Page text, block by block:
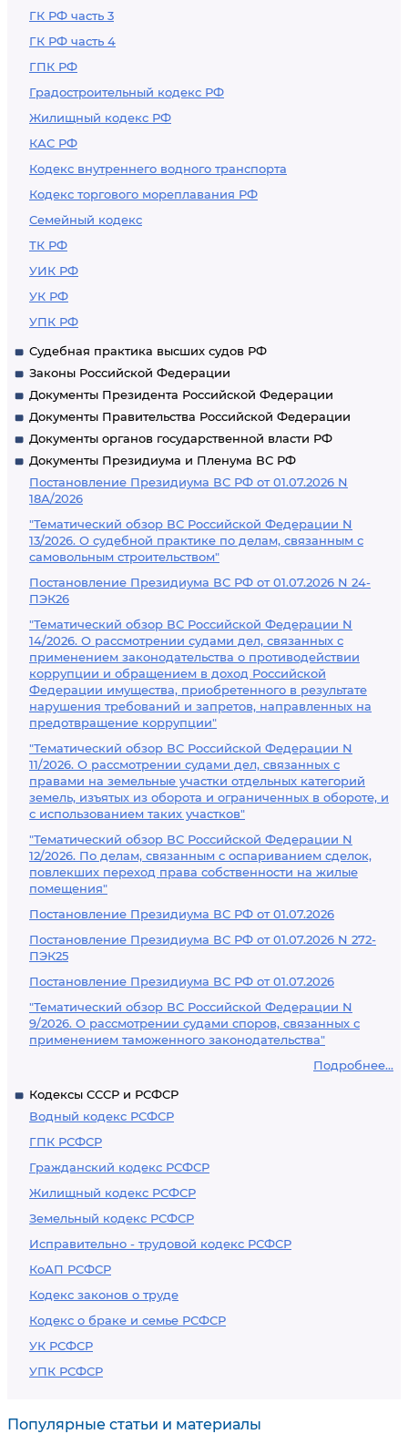
ГК РФ часть 3
ГК РФ часть 4
ГПК РФ
Градостроительный кодекс РФ
Жилищный кодекс РФ
КАС РФ
Кодекс внутреннего водного транспорта
Кодекс торгового мореплавания РФ
Семейный кодекс
ТК РФ
УИК РФ
УК РФ
УПК РФ
Судебная практика высших судов РФ
Законы Российской Федерации
Документы Президента Российской Федерации
Документы Правительства Российской Федерации
Документы органов государственной власти РФ
Документы Президиума и Пленума ВС РФ
Постановление Президиума ВС РФ от 01.07.2026 N
18А/2026
"Тематический обзор ВС Российской Федерации N
13/2026. О судебной практике по делам, связанным с
самовольным строительством"
Постановление Президиума ВС РФ от 01.07.2026 N 24-
ПЭК26
"Тематический обзор ВС Российской Федерации N
14/2026. О рассмотрении судами дел, связанных с
применением законодательства о противодействии
коррупции и обращением в доход Российской
Федерации имущества, приобретенного в результате
нарушения требований и запретов, направленных на
предотвращение коррупции"
"Тематический обзор ВС Российской Федерации N
11/2026. О рассмотрении судами дел, связанных с
правами на земельные участки отдельных категорий
земель, изъятых из оборота и ограниченных в обороте, и
с использованием таких участков"
"Тематический обзор ВС Российской Федерации N
12/2026. По делам, связанным с оспариванием сделок,
повлекших переход права собственности на жилые
помещения"
Постановление Президиума ВС РФ от 01.07.2026
Постановление Президиума ВС РФ от 01.07.2026 N 272-
ПЭК25
Постановление Президиума ВС РФ от 01.07.2026
"Тематический обзор ВС Российской Федерации N
9/2026. О рассмотрении судами споров, связанных с
применением таможенного законодательства"
Подробнее...
Кодексы СССР и РСФСР
Водный кодекс РСФСР
ГПК РСФСР
Гражданский кодекс РСФСР
Жилищный кодекс РСФСР
Земельный кодекс РСФСР
Исправительно - трудовой кодекс РСФСР
КоАП РСФСР
Кодекс законов о труде
Кодекс о браке и семье РСФСР
УК РСФСР
УПК РСФСР
добровольном
возмещении вреда,
причиненного
окружающей среде
обязательных
требований
Популярные статьи и материалы